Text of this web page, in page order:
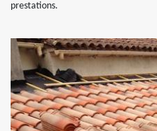
prestations.